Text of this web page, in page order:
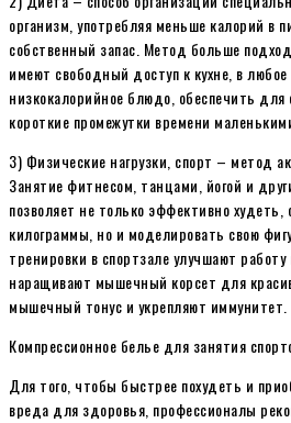
организм, употребляя меньше калорий в
собственный запас. Метод больше
имеют свободный доступ к кухне, в любое
низкокалорийное блюдо, обеспечить
короткие промежутки времени
3) Физические нагрузки, спорт – метод
Занятие фитнесом, танцами, йогой и
позволяет не только эффективно
килограммы, но и моделировать свою
тренировки в спортзале улучшают
наращивают мышечный корсет для
мышечный тонус и укрепляют иммунитет.
Компрессионное белье для занятия
Для того, чтобы быстрее похудеть и
вреда для здоровья, профессионалы